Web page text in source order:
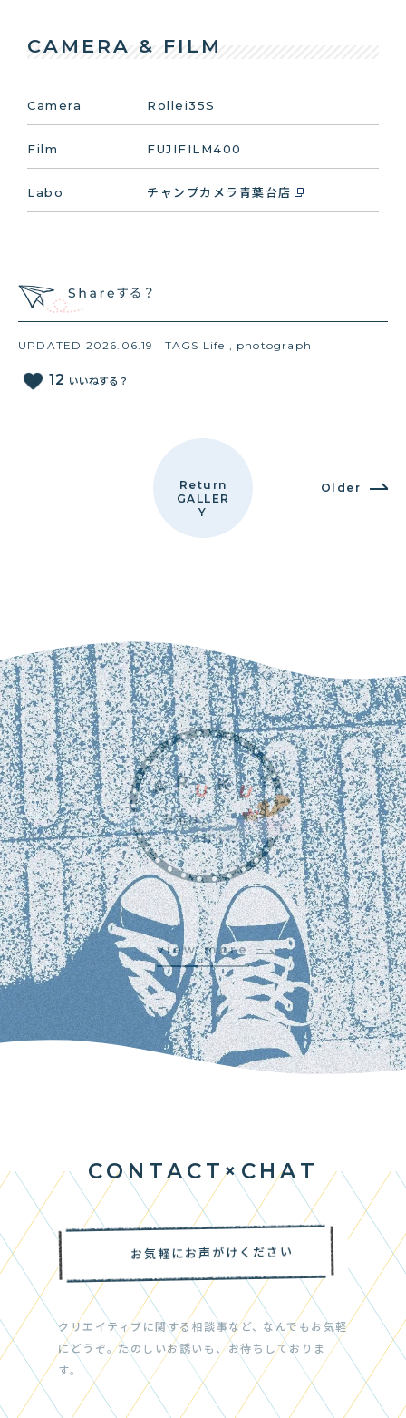
CAMERA & FILM
Camera Rollei35S
Film FUJIFILM400
Labo チャンプカメラ青葉台店
favorite 12 いいねする？
UPDATED 2026.06.19 TAGS Life photograph
Older
Return
GALLER
Y
view more
CONTACT × CHAT
CON TAC T×C HAT
お気軽にお声がけください
クリエイティブに関する相談事など、なんでもお気軽
にどうぞ。たのしいお誘いも、お待ちしておりま
す。